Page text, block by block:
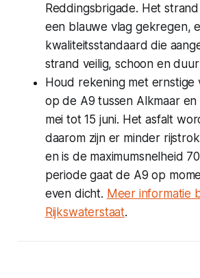
Reddingsbrigade. Het
een blauwe vlag gekregen,
kwaliteitsstandaard die
strand veilig, schoon en
Houd rekening met ernstige
op de A9 tussen Alkmaar en
mei tot 15 juni. Het asfalt
daarom zijn er minder
en is de maximumsnelheid
periode gaat de A9 op
even dicht. Meer informatie
Rijkswaterstaat.